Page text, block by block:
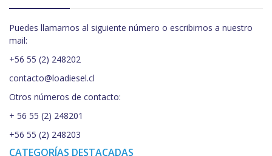
Puedes llamarnos al siguiente número o escribirnos a nuestro
mail:
+56 55 (2) 248202
contacto@loadiesel.cl
Otros números de contacto:
+ 56 55 (2) 248201
+56 55 (2) 248203
CATEGORÍAS DESTACADAS